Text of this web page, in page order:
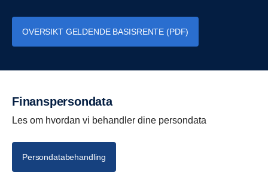
OVERSIKT GELDENDE BASISRENTE (PDF)
Finanspersondata
Les om hvordan vi behandler dine persondata
Persondatabehandling